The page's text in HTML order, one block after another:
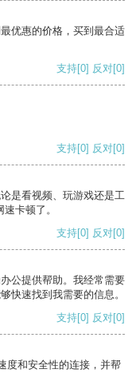
优惠的价格，买到最合适
支持[0] 反对[0]
支持[0] 反对[0]
是看视频、玩游戏还是工
卡顿了。
支持[0] 反对[0]
公提供帮助。我经常需要
快速找到我需要的信息。
支持[0] 反对[0]
度和安全性的连接，并帮